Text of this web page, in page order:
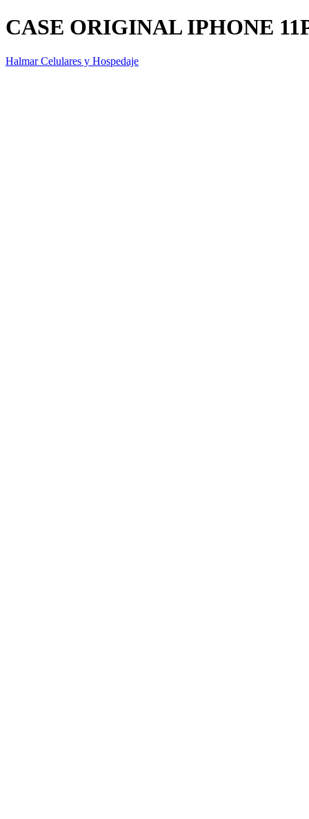
CASE ORIGINAL IPHONE
Halmar Celulares y Hospedaje